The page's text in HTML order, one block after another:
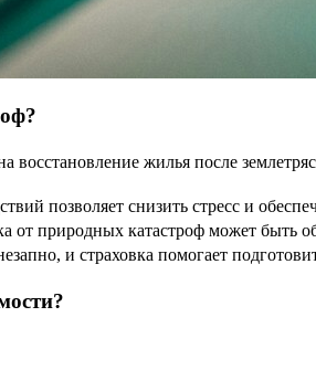
восстановление жилья после
позволяет снизить стресс и
от природных катастроф может быть
и страховка помогает